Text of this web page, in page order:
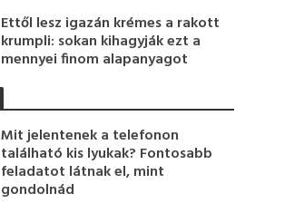
Ettől lesz igazán krémes a rakott
krumpli: sokan kihagyják ezt a
mennyei finom alapanyagot
Mit jelentenek a telefonon
található kis lyukak? Fontosabb
feladatot látnak el, mint
gondolnád